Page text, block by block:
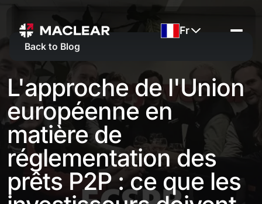
Fr
Back to Blog
L'approche de l'Union
européenne en
matière de
réglementation des
prêts P2P : ce que les